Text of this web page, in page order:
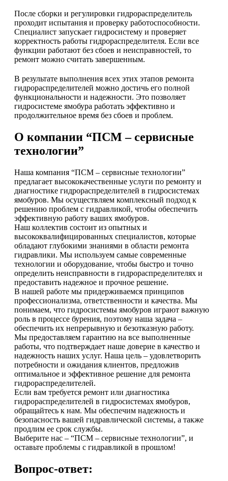
После сборки и регулировки гидрораспределитель
проходит испытания и проверку работоспособности.
Специалист запускает гидросистему и проверяет
корректность работы гидрораспределителя. Если все
функции работают без сбоев и неисправностей, то
ремонт можно считать завершенным.
В результате выполнения всех этих этапов ремонта
гидрораспределителей можно достичь его полной
функциональности и надежности. Это позволяет
гидросистеме ямобура работать эффективно и
продолжительное время без сбоев и проблем.
О компании “ПСМ – сервисные
технологии”
Наша компания “ПСМ – сервисные технологии”
предлагает высококачественные услуги по ремонту и
диагностике гидрораспределителей в гидросистемах
ямобуров. Мы осуществляем комплексный подход к
решению проблем с гидравликой, чтобы обеспечить
эффективную работу ваших ямобуров.
Наш коллектив состоит из опытных и
высококвалифицированных специалистов, которые
обладают глубокими знаниями в области ремонта
гидравлики. Мы используем самые современные
технологии и оборудование, чтобы быстро и точно
определить неисправности в гидрораспределителях и
предоставить надежное и прочное решение.
В нашей работе мы придерживаемся принципов
профессионализма, ответственности и качества. Мы
понимаем, что гидросистемы ямобуров играют важную
роль в процессе бурения, поэтому наша задача –
обеспечить их непрерывную и безотказную работу.
Мы предоставляем гарантию на все выполненные
работы, что подтверждает наше доверие в качество и
надежность наших услуг. Наша цель – удовлетворить
потребности и ожидания клиентов, предложив
оптимальное и эффективное решение для ремонта
гидрораспределителей.
Если вам требуется ремонт или диагностика
гидрораспределителей в гидросистемах ямобуров,
обращайтесь к нам. Мы обеспечим надежность и
безопасность вашей гидравлической системы, а также
продлим ее срок службы.
Выберите нас – “ПСМ – сервисные технологии”, и
оставьте проблемы с гидравликой в прошлом!
Вопрос-ответ: